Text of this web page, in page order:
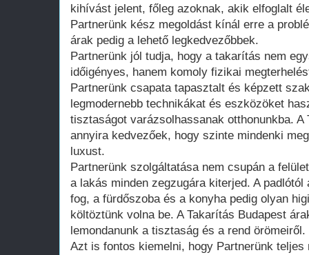
kihívást jelent, főleg azoknak, akik elfoglalt
Partnerünk kész megoldást kínál erre a
árak pedig a lehető legkedvezőbbek.
Partnerünk jól tudja, hogy a takarítás nem
időigényes, hanem komoly fizikai
Partnerünk csapata tapasztalt és képzett
legmodernebb technikákat és eszközöket
tisztaságot varázsolhassanak otthonunkba. A
annyira kedvezőek, hogy szinte mindenki
luxust.
Partnerünk szolgáltatása nem csupán a
a lakás minden zegzugára kiterjed. A
fog, a fürdőszoba és a konyha pedig olyan
költöztünk volna be. A Takarítás Budapest
lemondanunk a tisztaság és a rend örömeiről.
Azt is fontos kiemelni, hogy Partnerünk